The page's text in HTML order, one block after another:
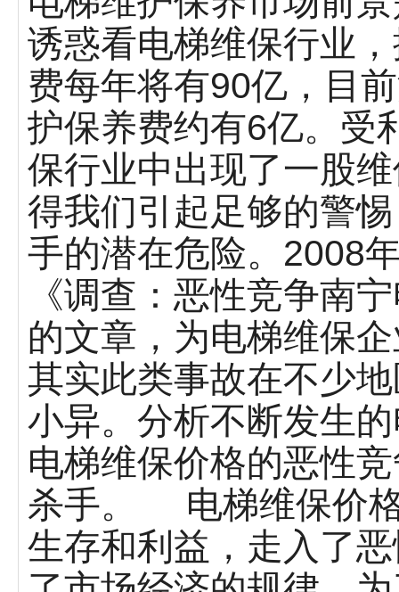
诱惑看电梯维保行业
费每年将有90亿，目
护保养费约有6亿。受
保行业中出现了一股
得我们引起足够的警
手的潜在危险。2008
《调查：恶性竞争南
的文章，为电梯维保
其实此类事故在不少
小异。分析不断发生
电梯维保价格的恶性
杀手。 电梯维保价
生存和利益，走入了